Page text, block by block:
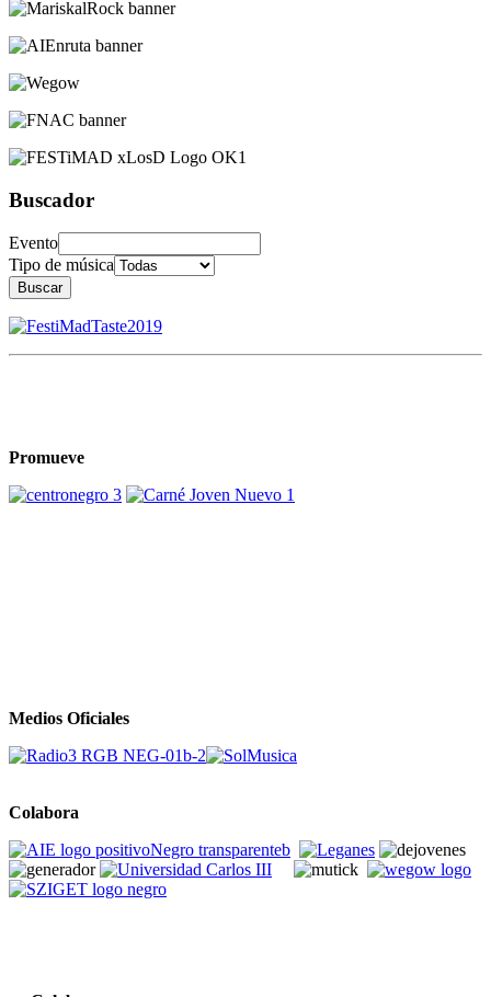
Buscador
Evento
Tipo de música
Buscar
Promueve
Medios Oficiales
Colabora